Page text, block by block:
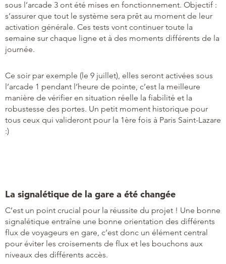
sous l’arcade 3 ont été mises en fonctionnement. Objectif :
s’assurer que tout le système sera prêt au moment de leur
activation générale. Ces tests vont continuer toute la
semaine sur chaque ligne et à des moments différents de la
journée.
Ce soir par exemple (le 9 juillet), elles seront activées sous
l’arcade 1 pendant l’heure de pointe, c’est la meilleure
manière de vérifier en situation réelle la fiabilité et la
robustesse des portes. Un petit moment historique pour
tous ceux qui valideront pour la 1ère fois à Paris Saint-Lazare
:)
La signalétique de la gare a été changée
C’est un point crucial pour la réussite du projet ! Une bonne
signalétique entraîne une bonne orientation des différents
flux de voyageurs en gare, c’est donc un élément central
pour éviter les croisements de flux et les bouchons aux
niveaux des différents accès.